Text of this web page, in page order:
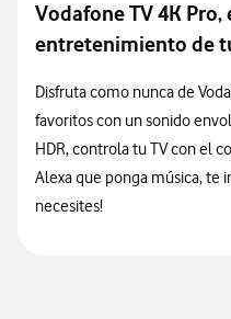
Vodafone TV 4K
entretenimiento de
Disfruta como nunca de
favoritos con un sonido
HDR, controla tu TV con el
Alexa que ponga música, te
necesites!